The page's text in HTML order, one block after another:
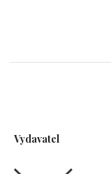
Vydavatel